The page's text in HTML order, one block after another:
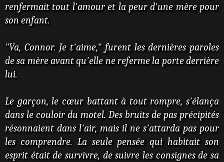
renfermait tout l'amour et la peur d'une mère pour
son enfant.
"Va, Connor. Je t'aime," furent les dernières paroles
de sa mère avant qu'elle ne referme la porte derrière
lui.
Le garçon, le cœur battant à tout rompre, s'élança
dans le couloir du motel. Des bruits de pas précipités
résonnaient dans l'air, mais il ne s'attarda pas pour
les comprendre. La seule pensée qui habitait son
esprit était de survivre, de suivre les consignes de sa